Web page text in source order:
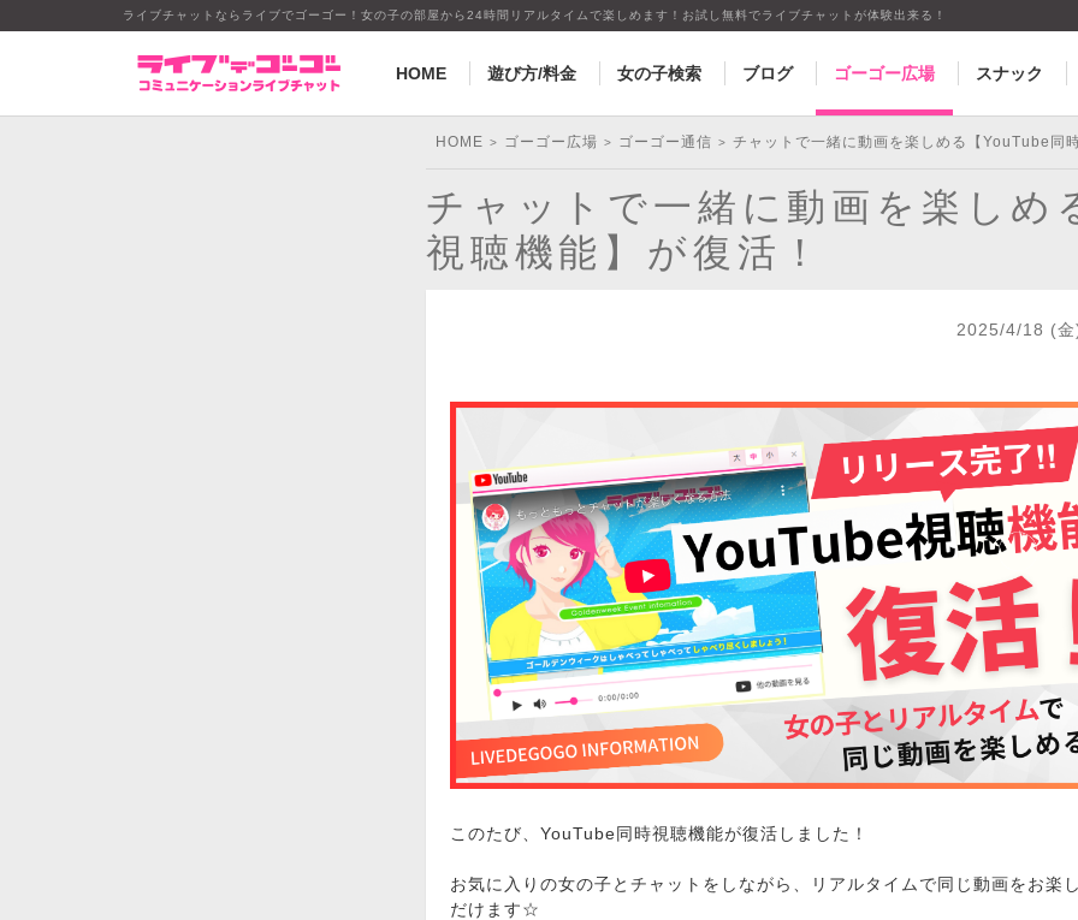
ライブチャットならライブでゴーゴー！女の子の部屋から24時間リアルタイムで楽しめます！お試し無料でライブチャットが体験出来る！
HOME 遊び方/料金 女の子検索 ブログ ゴーゴー広場 スナック
HOME > ゴーゴー広場 > ゴーゴー通信 > チャットで一緒に動画を楽しめる【YouTube同
チャットで一緒に動画を楽し
視聴機能】が復活！
2025/4/18 (
このたび、YouTube同時視聴機能が復活しました！
お気に入りの女の子とチャットをしながら、リアルタイムで同じ動画をお楽
だけます☆